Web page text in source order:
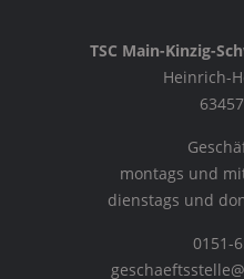
TSC Main-Kinzig-
Heinrich-
montags und
dienstags und
0151-